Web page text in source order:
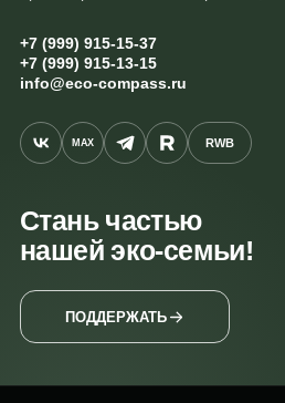
+7 (999) 915-15-37
+7 (999) 915-13-15
info@eco-compass.ru
MAX RWB
Стань частью
нашей эко-семьи!
ПОДДЕРЖАТЬ